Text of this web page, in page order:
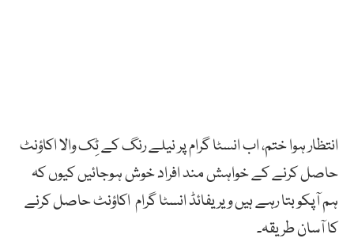
انتظار ہوا ختم، اب انسٹا گرام پر نیلے رنگ کے ٹِک والا اکاؤنٹ
حاصل کرنے کے خواہش مند افراد خوش ہوجائیں کیوں کہ
ہم آپکو بتا رہے ہیں ویریفائڈ انسٹا گرام اکاؤنٹ حاصل کرنے
کا آسان طریقہ۔